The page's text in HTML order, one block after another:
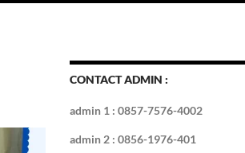
CONTACT ADMIN :
admin 1 : 0857-7576-4002
admin 2 : 0856-1976-401